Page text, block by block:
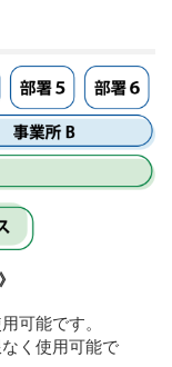
可能です。
く使用可能で